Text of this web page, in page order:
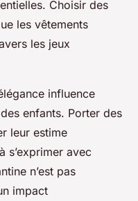
Choisir des
les vêtements
les jeux
influence
enfants. Porter des
leur estime
s’exprimer avec
n’est pas
impact